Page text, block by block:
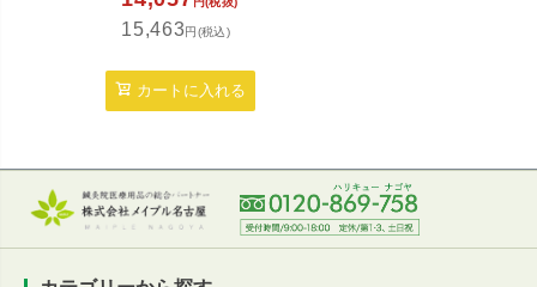
15,463円(税込)
カートに入れる